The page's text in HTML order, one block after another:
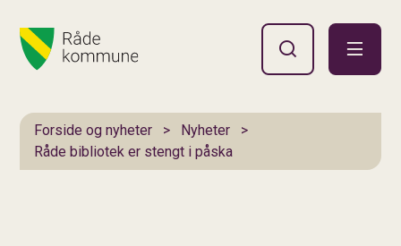
Du er her:
Forside og nyheter
Nyheter
Råde bibliotek er stengt i påska